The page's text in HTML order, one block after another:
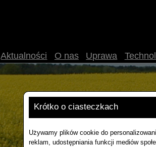
Krótko o ciasteczkach
Używamy plików cookie do
reklam, udostępniania funkcji mediów
Aktualności O nas Uprawa